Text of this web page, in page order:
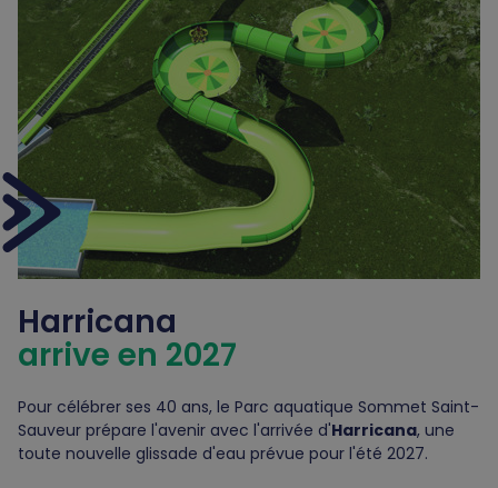
Harricana
arrive en 2027
Pour célébrer ses 40 ans, le Parc aquatique Sommet Saint-
Sauveur prépare l'avenir avec l'arrivée d'Harricana, une
toute nouvelle glissade d'eau prévue pour l'été 2027.